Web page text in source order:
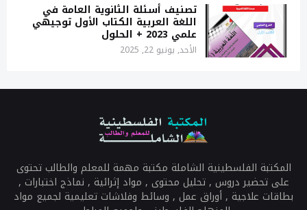
تصنيف أسئلة الثانوية العامة في
اللغة العربية الكتاب الأول توجيهي
علمي 2023 + الحلول
الأحد, يونيو 22, 2025
المكتبة الفلسطينية الشاملة مكتبة مهمة للمعلم والطالب تحتوى
على تحضير دروس , تحليل محتوى , مواد إثرائية , نماذج اختبارات ,
بطاقات علاجية , أوراق عمل , وسائط وفلاشات تعليمية لجميع مواد